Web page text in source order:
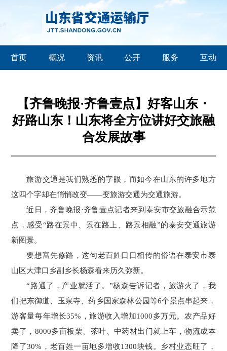
首页 概况 资讯 公开 服务 互动
【齐鲁晚报·齐鲁壹点】好客山东・
好路山东！山东将全方位讲好交旅融
合发展故事
旅游交通是我们熟悉的字眼，而如今在山东的许多地方
这四个字却在悄悄改变——变旅游交通为交通旅游。
近日，齐鲁晚报·齐鲁壹点记者来到泰安市交旅融合示范
点，感受“路在景中、景在路上、路景相融”的泰安交通旅游
新图景。
要想富先修路，这句老百姓口口相传的俗语在泰安市泰
山区大津口乡副乡长杨森看来历久弥新。
“路通了，产业就活了。”杨森告诉记者，旅游火了，我
们把东御道、玉泉寺、药乡国家森林公园等6个景点串起来，
游客量每年增长35%，旅游收入增加1000多万元。农产品好
卖了，8000多亩板栗、茶叶、中药材出门就上车，物流成本
降了30%，老百姓一亩地多增收1300块钱。乡村业态旺了，